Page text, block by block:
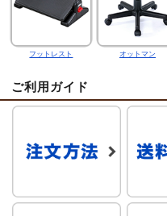
フットレスト オットマン
ご利用ガイド